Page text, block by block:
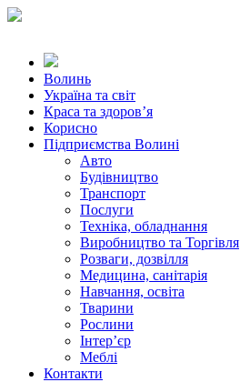
Волинь
Україна та світ
Краса та здоров’я
Корисно
Підприємства Волині
Авто
Будівництво
Транспорт
Послуги
Техніка, обладнання
Виробництво та Торгівля
Розваги, дозвілля
Медицина, санітарія
Навчання, освіта
Тварини
Рослини
Інтер’єр
Меблі
Контакти